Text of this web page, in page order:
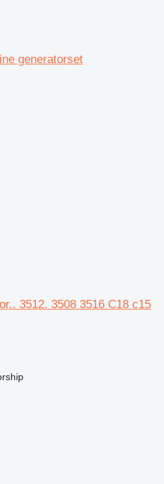
generatorset
3512. 3508 3516 C18 c15